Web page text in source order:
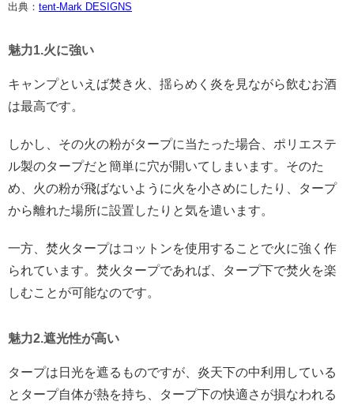
出典： tent-Mark DESIGNS
魅力1.火に強い
キャンプといえば焚き火、揺らめく炎を見ながら飲むお酒
は最高です。
しかし、その火の粉がタープに当たった場合、ポリエステ
ル製のタープだと簡単に穴が開いてしまいます。そのた
め、火の粉が飛ばないように火を小さめにしたり、タープ
から離れた場所に設置したりと気を遣います。
一方、焚火タープはコットンを使用することで火に強く作
られています。焚火タープであれば、タープ下で焚火を楽
しむことが可能なのです。
魅力2.遮光性が高い
タープは日光を遮るものですが、炎天下の中利用している
とタープ自体が熱を持ち、タープ下の快適さが損なわれる